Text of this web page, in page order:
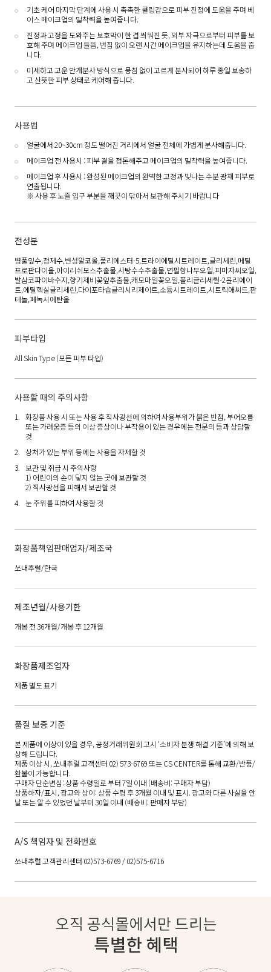
기초 케어 마지막 단계에 사용 시 촉촉한 쿨링감으로 피부 진정에 도움을 주며 베
이스 메이크업의 밀착력을 높여줍니다.
진정과 고정을 도와주는 보호막이 한 겹 씌워진 듯, 외부 자극으로부터 피부를 보
호해 주며 메이크업 들뜸, 번짐 없이 오랜 시간 메이크업을 유지하는데 도움을 줍
니다.
미세하고 고운 안개분사 방식으로 뭉침 없이 고르게 분사되어 하루 종일 보송하
고 산뜻한 피부 상태로 케어해 줍니다.
사용법
얼굴에서 20~30cm 정도 떨어진 거리에서 얼굴 전체에 가볍게 분사해줍니다.
메이크업 전 사용시 : 피부 결을 정돈해주고 메이크업의 밀착력을 높여줍니다.
메이크업 후 사용시 : 완성된 메이크업의 완벽한 고정과 빛나는 수분 광채 피부로
연출됩니다.
※ 사용 후 노즐 입구 부분을 깨끗이 닦아서 보관해 주시기 바랍니다
전성분
병풀잎수,정제수,변성알코올,폴리에스터-5,트라이에틸시트레이트,글리세린,메틸
프로판다이올,아이리쉬모스추출물,사탕수수추출물,연필향나무오일,피마자씨오일,
발삼코파이바수지,향기제비꽃잎추출물,캐모마일꽃오일,폴리글리세릴-2올리에이
트,에틸헥실글리세린,다이포타슘글리시리제이트,소듐시트레이트,시트릭애씨드,판
테놀,페녹시에탄올
피부타입
All Skin Type(모든 피부 타입)
사용할 때의 주의사항
화장품 사용 시 또는 사용 후 직사광선에 의하여 사용부위가 붉은 반점, 부어오름
또는 가려움증 등의 이상 증상이나 부작용이 있는 경우에는 전문의 등과 상담할
것
상처가 있는 부위 등에는 사용을 자제할 것
보관 및 취급 시 주의사항
1) 어린이의 손이 닿지 않는 곳에 보관할 것
2) 직사광선을 피해서 보관할 것
눈 주위를 피하여 사용할 것
화장품책임판매업자/제조국
쏘내추럴/한국
제조년월/사용기한
개봉 전 36개월/개봉 후 12개월
화장품제조업자
제품 별도 표기
품질 보증 기준
본 제품에 이상이 있을 경우, 공정거래위원회 고시 ‘소비자 분쟁 해결 기준’에 의해 보
상해 드립니다.
제품 이상 시, 쏘내추럴 고객센터 02) 573-6769 또는 CS CENTER를 통해 교환/반품/
환불이 가능합니다.
구매자 단순변심: 상품 수령일로 부터 7일 이내 (배송비: 구매자 부담)
상품하자/표시, 광고와 상이: 상품 수령 후 3개월 이내 및 표시. 광고와 다른 사실을 안
날 또는 알 수 있었던 날부터 30일 이내 (배송비: 판매자 부담)
A/S 책임자 및 전화번호
쏘내추럴 고객관리센터 02)573-6769 / 02)575-6716